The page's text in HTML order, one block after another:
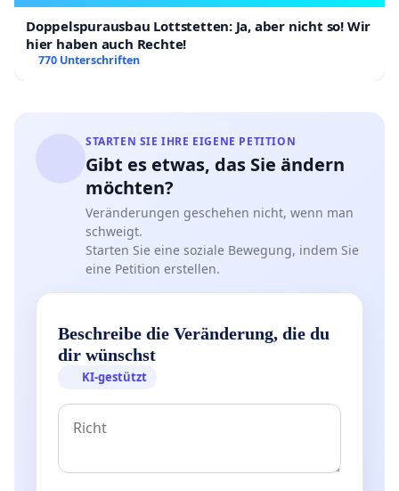
Doppelspurausbau Lottstetten: Ja, aber nicht so! Wir
hier haben auch Rechte!
770 Unterschriften
STARTEN SIE IHRE EIGENE PETITION
Gibt es etwas, das Sie ändern
möchten?
Veränderungen geschehen nicht, wenn man
schweigt.
Starten Sie eine soziale Bewegung, indem Sie
eine Petition erstellen.
Beschreibe die Veränderung, die du
dir wünschst
KI-gestützt